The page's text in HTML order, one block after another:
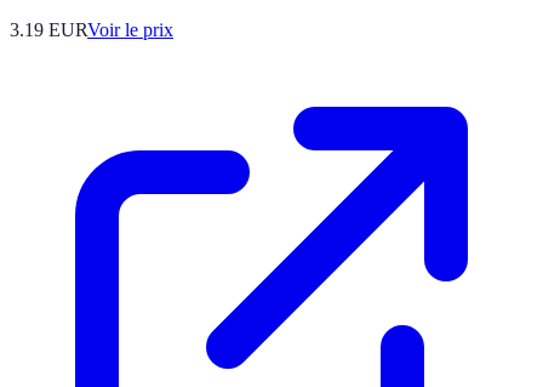
3.19 EURVoir le prix